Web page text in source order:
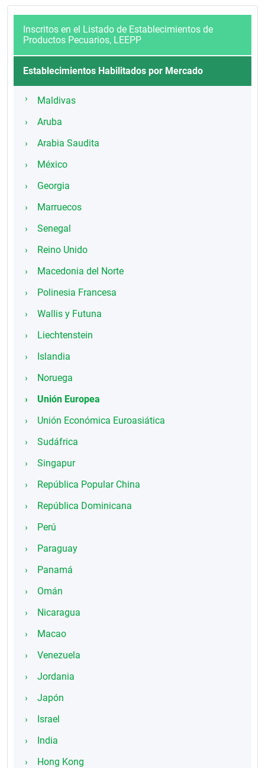
Inscritos en el Listado de Establecimientos de
Productos Pecuarios, LEEPP
Establecimientos Habilitados por Mercado
Maldivas
Aruba
Arabia Saudita
México
Georgia
Marruecos
Senegal
Reino Unido
Macedonia del Norte
Polinesia Francesa
Wallis y Futuna
Liechtenstein
Islandia
Noruega
Unión Europea
Unión Económica Euroasiática
Sudáfrica
Singapur
República Popular China
República Dominicana
Perú
Paraguay
Panamá
Omán
Nicaragua
Macao
Venezuela
Jordania
Japón
Israel
India
Hong Kong